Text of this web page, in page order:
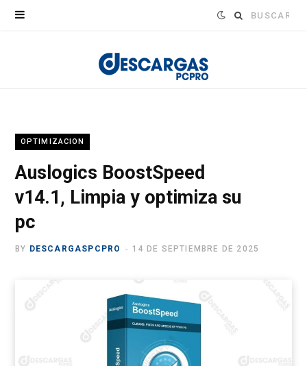
Buscar:
OPTIMIZACION
Auslogics BoostSpeed
v14.1, Limpia y optimiza su
pc
BY DESCARGASPCPRO 14 DE SEPTIEMBRE DE 2025